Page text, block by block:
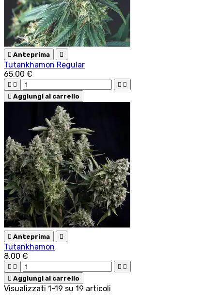
 Anteprima 
Tutankhamon Regular
65,00 €
   
 Aggiungi al carrello
 Anteprima 
Tutankhamon
8,00 €
   
 Aggiungi al carrello
Visualizzati 1-19 su 19 articoli